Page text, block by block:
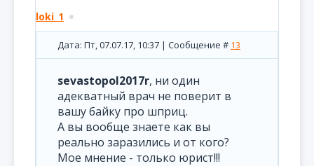
loki_1
Дата: Пт, 07.07.17, 10:37 | Сообщение # 13
sevastopol2017r, ни один
адекватный врач не поверит в
вашу байку про шприц.
А вы вообще знаете как вы
реально заразились и от кого?
Мое мнение - только юрист!!!